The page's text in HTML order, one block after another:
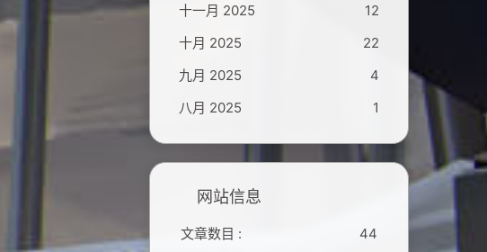
十一月 2025
12
十月 2025
22
九月 2025
4
八月 2025
1
网站信息
文章数目 :
44